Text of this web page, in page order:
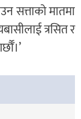
सत्ताको मातमा
त्रसित र